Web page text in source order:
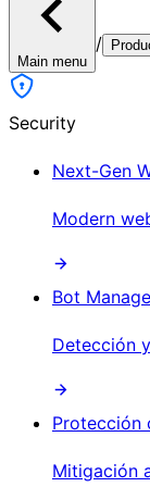
Main menu
/
Security
Next-Gen
Modern
Bot
Detección
Protección
Mitigación